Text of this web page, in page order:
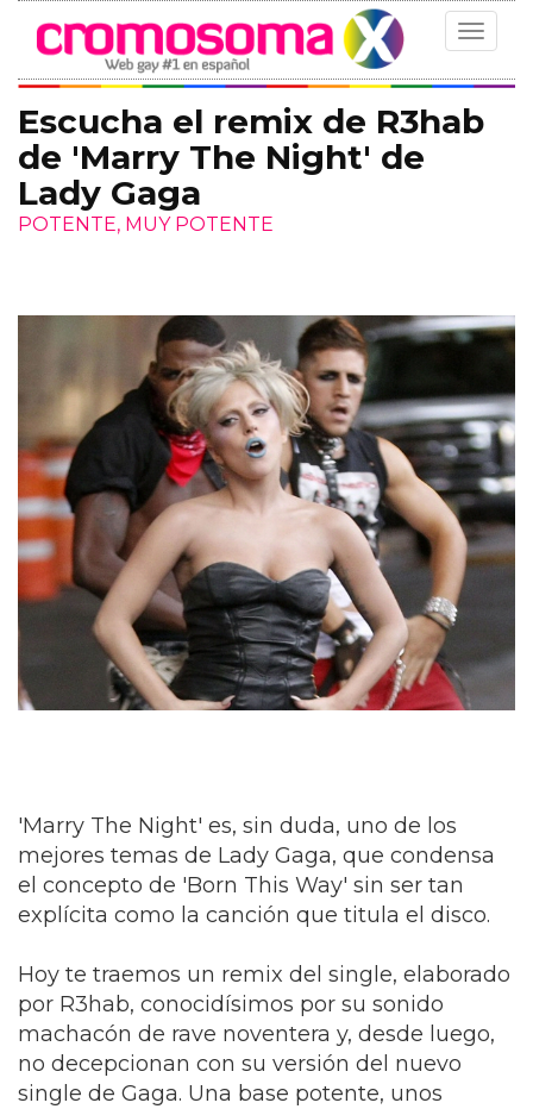
Toggle
Escucha el remix de R3hab
de 'Marry The Night' de
Lady Gaga
POTENTE, MUY POTENTE
'Marry The Night' es, sin duda, uno de los
mejores temas de Lady Gaga, que condensa
el concepto de 'Born This Way' sin ser tan
explícita como la canción que titula el disco.
Hoy te traemos un remix del single, elaborado
por R3hab, conocidísimos por su sonido
machacón de rave noventera y, desde luego,
no decepcionan con su versión del nuevo
single de Gaga. Una base potente, unos